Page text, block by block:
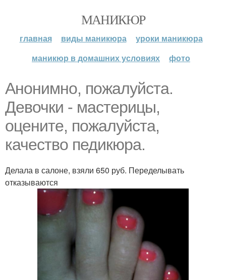
МАНИКЮР
главная виды маникюра
уроки маникюра
маникюр в домашних условиях
фото
Анонимно, пожалуйста.
Девочки - мастерицы,
оцените, пожалуйста,
качество педикюра.
Делала в салоне, взяли 650 руб. Переделывать
отказываются